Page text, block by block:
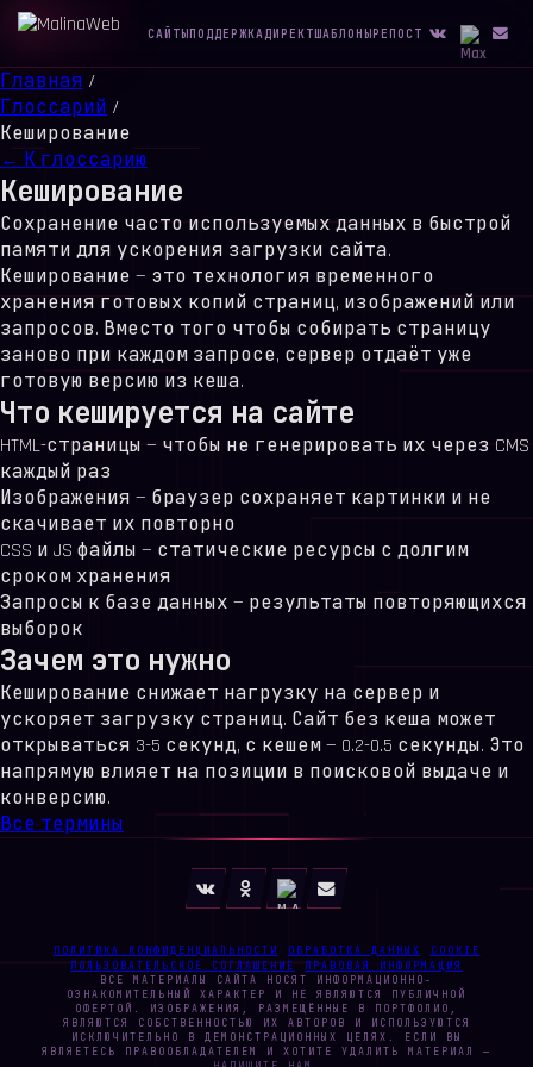
САЙТЫПОДДЕРЖКА ДИРЕКТШАБЛОНЫРЕПОСТ
Главная /
Глоссарий /
Кеширование
← К глоссарию
Кеширование
Сохранение часто используемых данных в быстрой
памяти для ускорения загрузки сайта.
Кеширование — это технология временного
хранения готовых копий страниц, изображений или
запросов. Вместо того чтобы собирать страницу
заново при каждом запросе, сервер отдаёт уже
готовую версию из кеша.
Что кешируется на сайте
HTML-страницы — чтобы не генерировать их через CMS
каждый раз
Изображения — браузер сохраняет картинки и не
скачивает их повторно
CSS и JS файлы — статические ресурсы с долгим
сроком хранения
Запросы к базе данных — результаты повторяющихся
выборок
Зачем это нужно
Кеширование снижает нагрузку на сервер и
ускоряет загрузку страниц. Сайт без кеша может
открываться 3-5 секунд, с кешем — 0.2-0.5 секунды. Это
напрямую влияет на позиции в поисковой выдаче и
конверсию.
Все термины
ПОЛИТИКА КОНФИДЕНЦИАЛЬНОСТИ ОБРАБОТКА ДАННЫХ
COOKIE
ПОЛЬЗОВАТЕЛЬСКОЕ СОГЛАШЕНИЕ
ПРАВОВАЯ ИНФОРМАЦИЯ
ВСЕ МАТЕРИАЛЫ САЙТА НОСЯТ ИНФОРМАЦИОННО-
ОЗНАКОМИТЕЛЬНЫЙ ХАРАКТЕР И НЕ ЯВЛЯЮТСЯ ПУБЛИЧНОЙ
ОФЕРТОЙ. ИЗОБРАЖЕНИЯ, РАЗМЕЩЁННЫЕ В ПОРТФОЛИО,
ЯВЛЯЮТСЯ СОБСТВЕННОСТЬЮ ИХ АВТОРОВ И ИСПОЛЬЗУЮТСЯ
ИСКЛЮЧИТЕЛЬНО В ДЕМОНСТРАЦИОННЫХ ЦЕЛЯХ. ЕСЛИ ВЫ
ЯВЛЯЕТЕСЬ ПРАВООБЛАДАТЕЛЕМ И ХОТИТЕ УДАЛИТЬ МАТЕРИАЛ —